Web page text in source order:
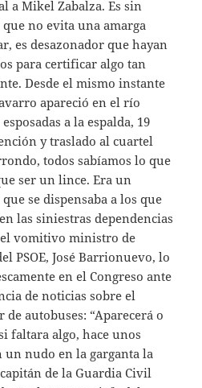
a Mikel Zabalza. Es sin
no evita una amarga
es desazonador que hayan
para certificar algo tan
Desde el mismo instante
apareció en el río
a la espalda, 19
y traslado al cuartel
todos sabíamos lo que
ser un lince. Era un
se dispensaba a los que
las siniestras dependencias
vomitivo ministro de
PSOE, José Barrionuevo, lo
en el Congreso ante
de noticias sobre el
autobuses: “Aparecerá o
faltara algo, hace unos
un nudo en la garganta la
de la Guardia Civil